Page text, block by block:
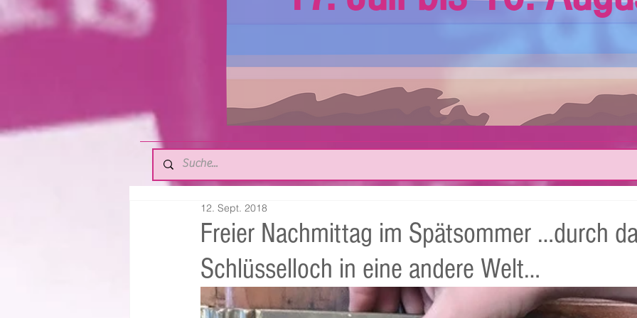
Freier Nachmittag im Spätsommer …durch
Schlüsselloch in eine andere Welt…
12. Sept. 2018